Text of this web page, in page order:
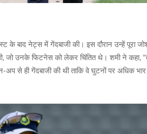
के बाद नेट्स में गेंदबाजी की। इस दौरान उन्हें पूरा
जो उनके फिटनेस को लेकर चिंतित थे। शमी ने कहा,
ही गेंदबाजी की थी ताकि वे घुटनों पर अधिक भार